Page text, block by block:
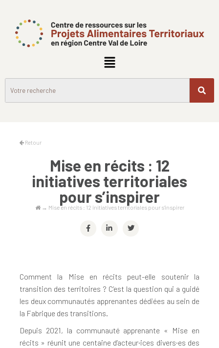
Retour
Mise en récits : 12
initiatives territoriales
pour s’inspirer
→ Mise en récits : 12 initiatives territoriales pour s’inspirer
Comment la Mise en récits peut-elle soutenir la
transition des territoires ? C’est la question qui a guidé
les deux communautés apprenantes dédiées au sein de
la Fabrique des transitions.
Depuis 2021, la communauté apprenante « Mise en
récits » réunit une centaine d’acteur·ices divers·es des